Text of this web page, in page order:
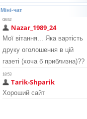
Міні-чат